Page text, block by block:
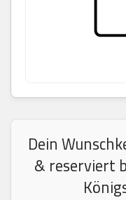
Dein
& reserviert